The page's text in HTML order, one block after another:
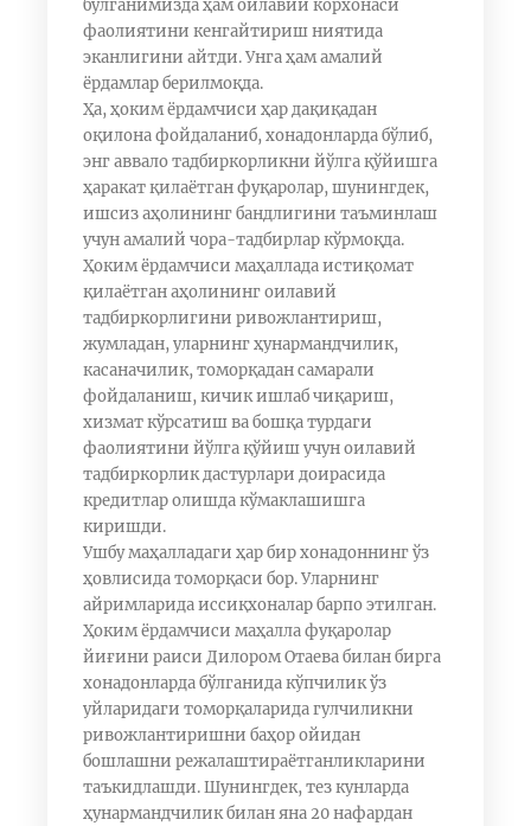
бўлганимизда ҳам оилавий корхонаси
фаолиятини кенгайтириш ниятида
эканлигини айтди. Унга ҳам амалий
ёрдамлар берилмоқда.
Ҳа, ҳоким ёрдамчиси ҳар дақиқадан
оқилона фойдаланиб, хонадонларда бўлиб,
энг аввало тадбиркорликни йўлга қўйишга
ҳаракат қилаётган фуқаролар, шунингдек,
ишсиз аҳолининг бандлигини таъминлаш
учун амалий чора-тадбирлар кўрмоқда.
Ҳоким ёрдамчиси маҳаллада истиқомат
қилаётган аҳолининг оилавий
тадбиркорлигини ривожлантириш,
жумладан, уларнинг ҳунармандчилик,
касаначилик, томорқадан самарали
фойдаланиш, кичик ишлаб чиқариш,
хизмат кўрсатиш ва бошқа турдаги
фаолиятини йўлга қўйиш учун оилавий
тадбиркорлик дастурлари доирасида
кредитлар олишда кўмаклашишга
киришди.
Ушбу маҳалладаги ҳар бир хонадоннинг ўз
ҳовлисида томорқаси бор. Уларнинг
айримларида иссиқхоналар барпо этилган.
Ҳоким ёрдамчиси маҳалла фуқаролар
йиғини раиси Дилором Отаева билан бирга
хонадонларда бўлганида кўпчилик ўз
уйларидаги томорқаларида гулчиликни
ривожлантиришни баҳор ойидан
бошлашни режалаштираётганликларини
таъкидлашди. Шунингдек, тез кунларда
ҳунармандчилик билан яна 20 нафардан